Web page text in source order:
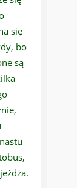
się
bo
są